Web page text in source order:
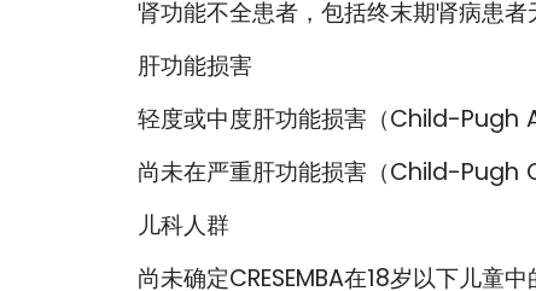
肾功能不全患者，包括终末期肾病患者
肝功能损害
轻度或中度肝功能损害（Child-Pugh
尚未在严重肝功能损害（Child-Pugh
儿科人群
尚未确定CRESEMBA在18岁以下儿童